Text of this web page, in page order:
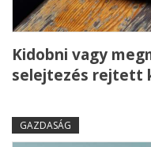
Kidobni vagy
selejtezés rejtett
GAZDASÁG